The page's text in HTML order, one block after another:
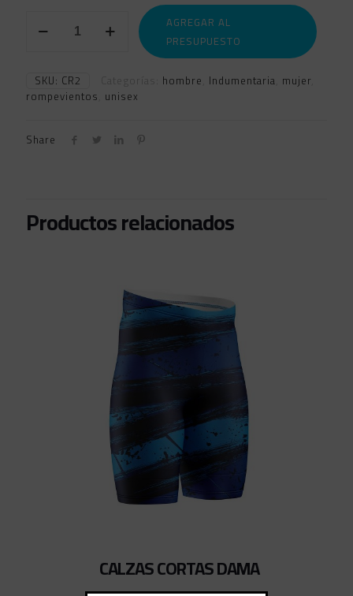
SUBLIMADA
AGREGAR AL
PRESUPUESTO
SKU: CR2 Categorías: hombre Indumentaria mujer
rompevientos unisex
Share
Productos relacionados
CALZAS CORTAS DAMA